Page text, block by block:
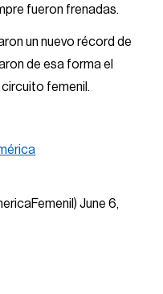
fueron frenadas.
un nuevo récord de
de esa forma el
femenil.
June 6,